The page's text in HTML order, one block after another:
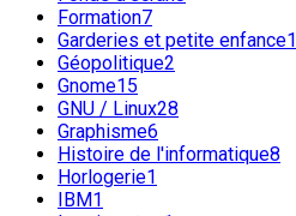
Formation7
Garderies et petite enfance1
Géopolitique2
Gnome15
GNU / Linux28
Graphisme6
Histoire de l'informatique8
Horlogerie1
IBM1